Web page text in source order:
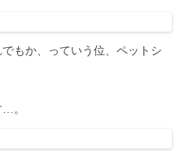
もか、っていう位、ペットシ
。